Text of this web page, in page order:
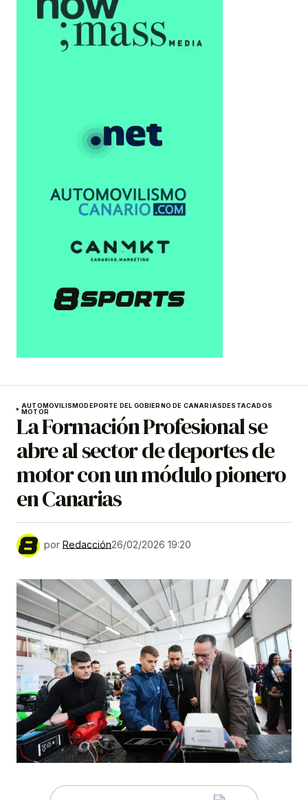
AUTOMOVILISMODEPORTE DEL GOBIERNO DE CANARIASDESTACADOS
MOTOR
La Formación Profesional se
abre al sector de deportes de
motor con un módulo pionero
en Canarias
por Redacción26/02/2026 19:20